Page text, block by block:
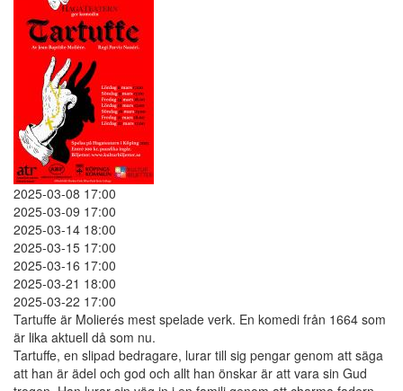
2025-03-08 17:00
2025-03-09 17:00
2025-03-14 18:00
2025-03-15 17:00
2025-03-16 17:00
2025-03-21 18:00
2025-03-22 17:00
Tartuffe är Molierés mest spelade verk. En komedi från 1664 som
är lika aktuell då som nu.
Tartuffe, en slipad bedragare, lurar till sig pengar genom att säga
att han är ädel och god och allt han önskar är att vara sin Gud